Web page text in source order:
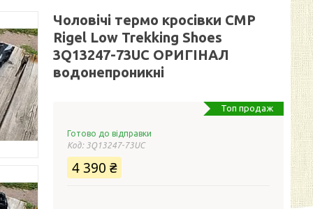
Чоловічі термо кросівки CMP
Rigel Low Trekking Shoes
3Q13247-73UC ОРИГІНАЛ
водонепроникні
Топ продаж
Готово до відправки
Код: 3Q13247-73UC
4 390 ₴